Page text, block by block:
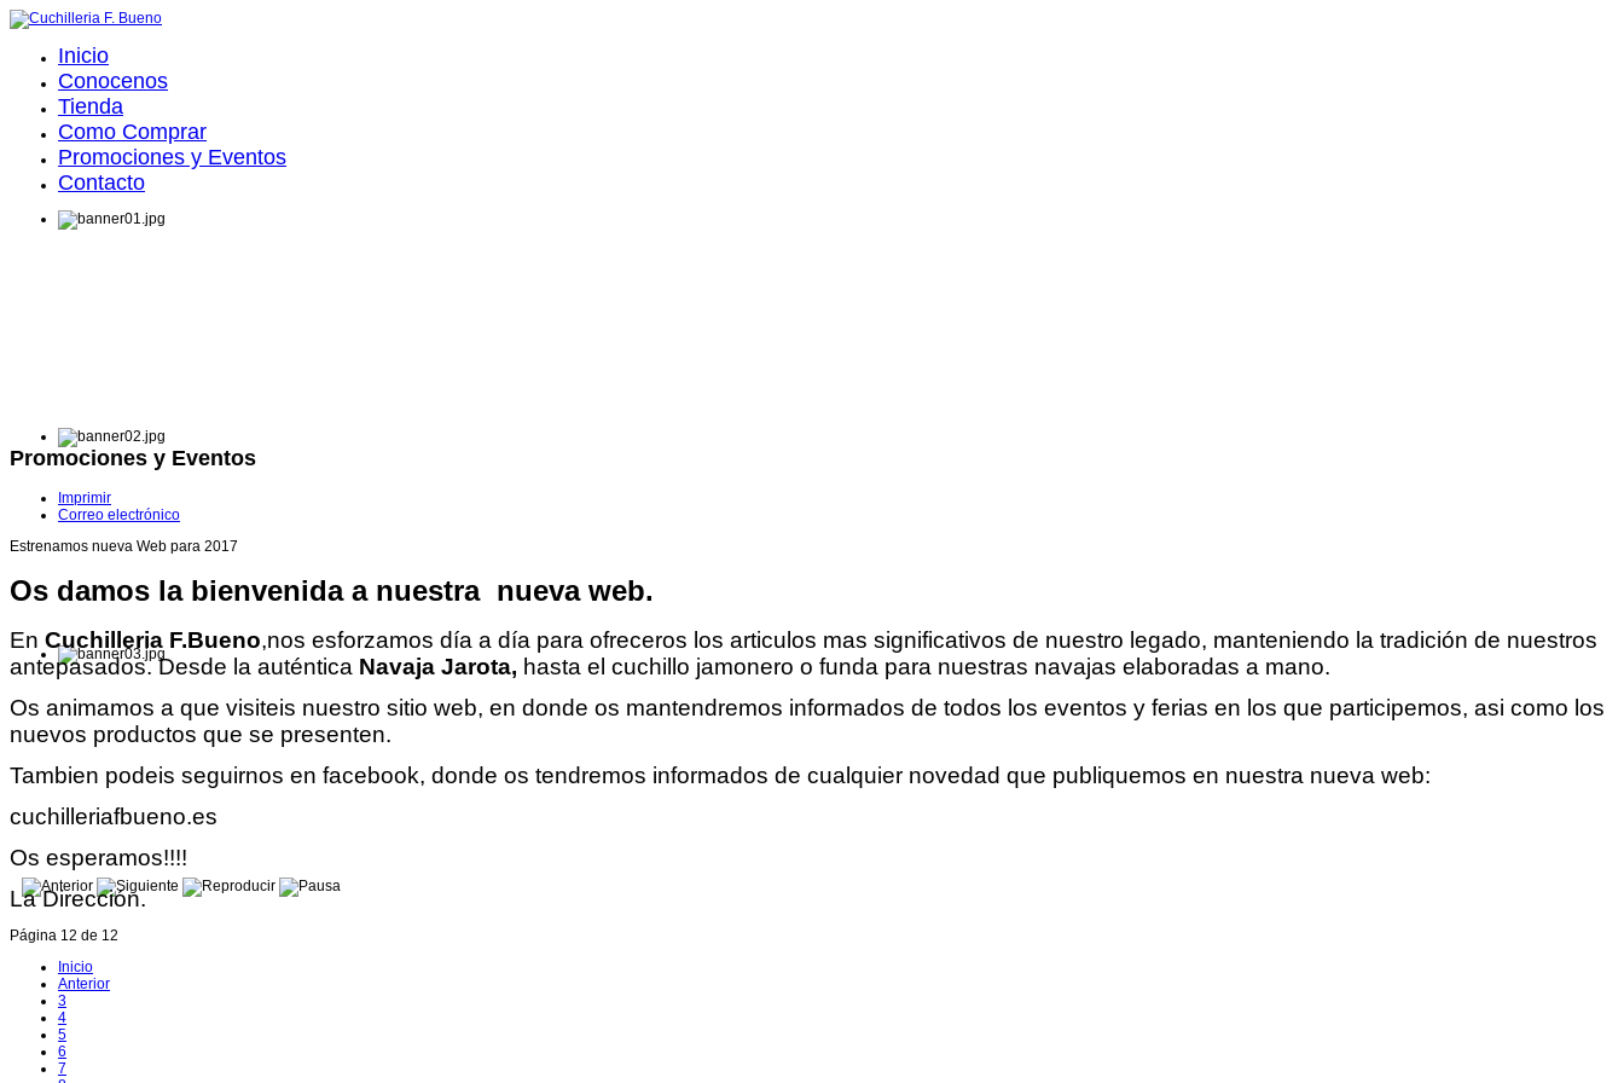
Inicio
Conocenos
Tienda
Como Comprar
Promociones y Eventos
Contacto
Promociones y Eventos
Imprimir
Correo electrónico
Estrenamos nueva Web para 2017
Os damos la bienvenida a nuestra nueva web.
En Cuchilleria F.Bueno,nos esforzamos día a día para ofreceros los articulos mas significativos de nuestro legado, manteniendo la tradición de nuestros
antepasados. Desde la auténtica Navaja Jarota, hasta el cuchillo jamonero o funda para nuestras navajas elaboradas a mano.
Os animamos a que visiteis nuestro sitio web, en donde os mantendremos informados de todos los eventos y ferias en los que participemos, asi como los
nuevos productos que se presenten.
Tambien podeis seguirnos en facebook, donde os tendremos informados de cualquier novedad que publiquemos en nuestra nueva web:
cuchilleriafbueno.es
Os esperamos!!!!
La Dirección.
Página 12 de 12
Inicio
Anterior
3
4
5
6
7